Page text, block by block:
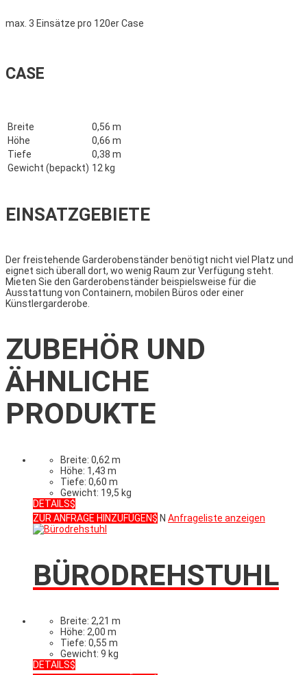
max. 3 Einsätze pro 120er Case
CASE
Breite
0,56 m
Höhe
0,66 m
Tiefe
0,38 m
Gewicht (bepackt) 12 kg
EINSATZGEBIETE
Der freistehende Garderobenständer benötigt nicht viel Platz und
eignet sich überall dort, wo wenig Raum zur Verfügung steht.
Mieten Sie den Garderobenständer beispielsweise für die
Ausstattung von Containern, mobilen Büros oder einer
Künstlergarderobe.
ZUBEHÖR UND
ÄHNLICHE
PRODUKTE
Breite: 0,62 m
Höhe: 1,43 m
Tiefe: 0,60 m
Gewicht: 19,5 kg
DETAILS
ZUR ANFRAGE HINZUFÜGEN
N Anfrageliste anzeigen
BÜRODREHSTUHL
Breite: 2,21 m
Höhe: 2,00 m
Tiefe: 0,55 m
Gewicht: 9 kg
DETAILS